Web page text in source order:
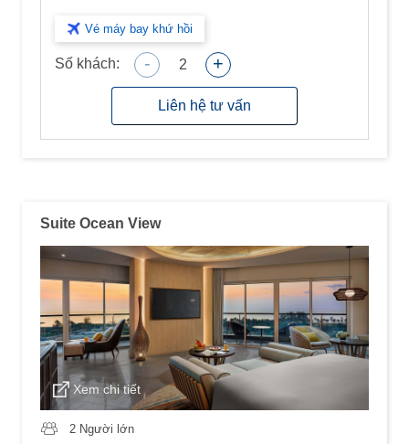
Vé máy bay khứ hồi
Số khách: - 2 +
Liên hệ tư vấn
Suite Ocean View
Xem chi tiết
2 Người lớn